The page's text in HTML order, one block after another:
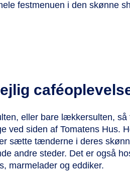
festmenuen i den skønne
eller bare lækkersulten,
ved siden af Tomatens Hus.
sætte tænderne i deres
andre steder. Det er også
marmelader og eddiker.